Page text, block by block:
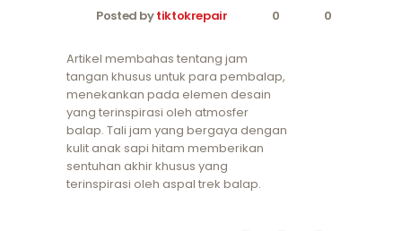
Posted bytiktokrepair 0 0
Artikel membahas tentang jam
tangan khusus untuk para pembalap,
menekankan pada elemen desain
yang terinspirasi oleh atmosfer
balap. Tali jam yang bergaya dengan
kulit anak sapi hitam memberikan
sentuhan akhir khusus yang
terinspirasi oleh aspal trek balap.